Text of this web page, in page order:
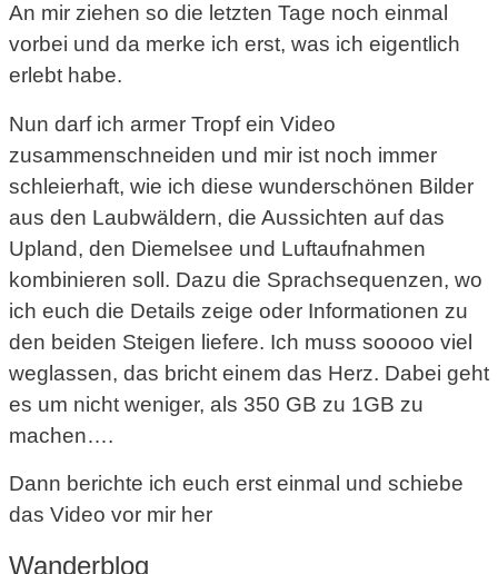
An mir ziehen so die letzten Tage noch einmal
vorbei und da merke ich erst, was ich eigentlich
erlebt habe.
Nun darf ich armer Tropf ein Video
zusammenschneiden und mir ist noch immer
schleierhaft, wie ich diese wunderschönen Bilder
aus den Laubwäldern, die Aussichten auf das
Upland, den Diemelsee und Luftaufnahmen
kombinieren soll. Dazu die Sprachsequenzen, wo
ich euch die Details zeige oder Informationen zu
den beiden Steigen liefere. Ich muss sooooo viel
weglassen, das bricht einem das Herz. Dabei geht
es um nicht weniger, als 350 GB zu 1GB zu
machen….
Dann berichte ich euch erst einmal und schiebe
das Video vor mir her
Wanderblog